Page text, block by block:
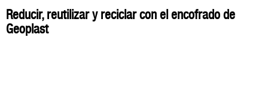
Reducir, reutilizar y reciclar con el encofrado de
Geoplast